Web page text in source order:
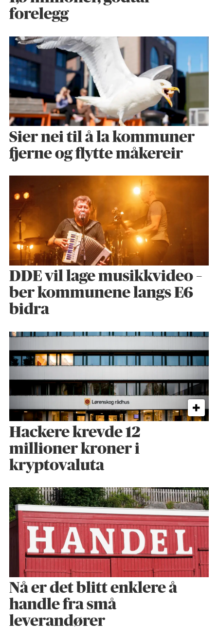
forelegg
Sier nei til å la kommuner
fjerne og flytte måkereir
DDE vil lage musikkvideo –
ber kommunene langs E6
bidra
Hackere krevde 12
millioner kroner i
kryptovaluta
Nå er det blitt enklere å
handle fra små
leverandører